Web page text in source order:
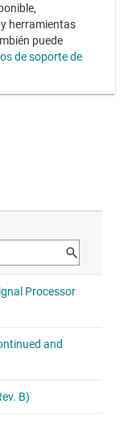
herramientas
puede
de soporte de